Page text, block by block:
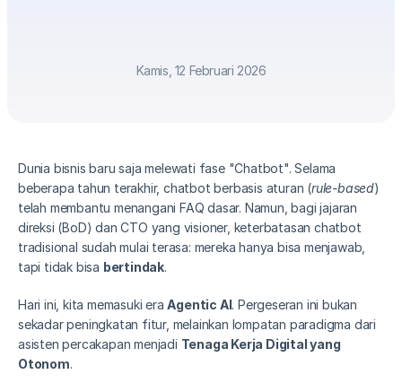
Kamis, 12 Februari 2026
Dunia bisnis baru saja melewati fase "Chatbot". Selama
beberapa tahun terakhir, chatbot berbasis aturan (rule-based)
telah membantu menangani FAQ dasar. Namun, bagi jajaran
direksi (BoD) dan CTO yang visioner, keterbatasan chatbot
tradisional sudah mulai terasa: mereka hanya bisa menjawab,
tapi tidak bisa bertindak.
Hari ini, kita memasuki era Agentic AI. Pergeseran ini bukan
sekadar peningkatan fitur, melainkan lompatan paradigma dari
asisten percakapan menjadi Tenaga Kerja Digital yang
Otonom.